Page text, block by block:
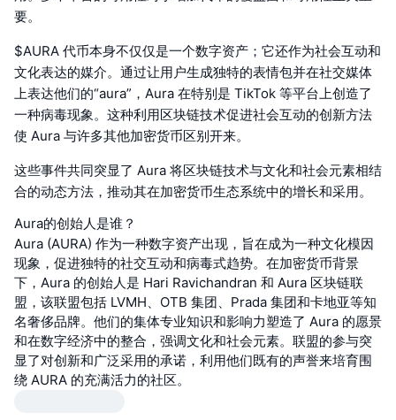
要。
$AURA 代币本身不仅仅是一个数字资产；它还作为社会互动和
文化表达的媒介。通过让用户生成独特的表情包并在社交媒体
上表达他们的“aura”，Aura 在特别是 TikTok 等平台上创造了
一种病毒现象。这种利用区块链技术促进社会互动的创新方法
使 Aura 与许多其他加密货币区别开来。
这些事件共同突显了 Aura 将区块链技术与文化和社会元素相结
合的动态方法，推动其在加密货币生态系统中的增长和采用。
Aura的创始人是谁？
Aura (AURA) 作为一种数字资产出现，旨在成为一种文化模因
现象，促进独特的社交互动和病毒式趋势。在加密货币背景
下，Aura 的创始人是 Hari Ravichandran 和 Aura 区块链联
盟，该联盟包括 LVMH、OTB 集团、Prada 集团和卡地亚等知
名奢侈品牌。他们的集体专业知识和影响力塑造了 Aura 的愿景
和在数字经济中的整合，强调文化和社会元素。联盟的参与突
显了对创新和广泛采用的承诺，利用他们既有的声誉来培育围
绕 AURA 的充满活力的社区。